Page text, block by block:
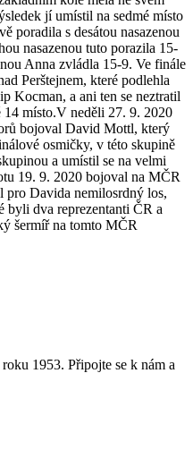
jí umístil na sedmé místo
poradila s desátou nasazenou
nasazenou tuto porazila 15-
Anna zvládla 15-9. Ve finále
Perštejnem, které podlehla
Kocman, a ani ten se neztratil
14 místo.V neděli 27. 9. 2020
bojoval David Mottl, který
osmičky, v této skupině
a umístil se na velmi
19. 9. 2020 bojoval na MČR
Davida nemilosrdný los,
byli dva reprezentanti ČR a
šermíř na tomto MČR
1953. Připojte se k nám a